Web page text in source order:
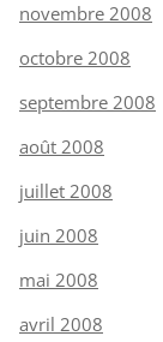
novembre 2008
octobre 2008
septembre 2008
août 2008
juillet 2008
juin 2008
mai 2008
avril 2008